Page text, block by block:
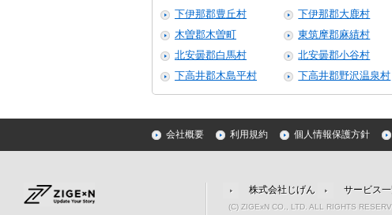
下伊那郡豊丘村
下伊那郡大鹿村
木曽郡木曽町
東筑摩郡麻績村
北安曇郡白馬村
北安曇郡小谷村
下高井郡木島平村
下高井郡野沢温泉村
会社概要 利用規約 個人情報保護方針
株式会社じげん サービス
(C) ZIGExN CO., LTD. ALL RIGHTS